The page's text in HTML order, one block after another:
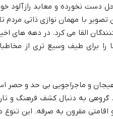
دست نخورده و معابد رازآلود
تصویر با مهمان نوازی ذاتی
القا می کرد. در دهه های
را برای طیف وسیع تری از
هیجان و ماجراجویی بی حد و
به دنبال کشف فرهنگ و
مقرون به صرفه. این تنوع